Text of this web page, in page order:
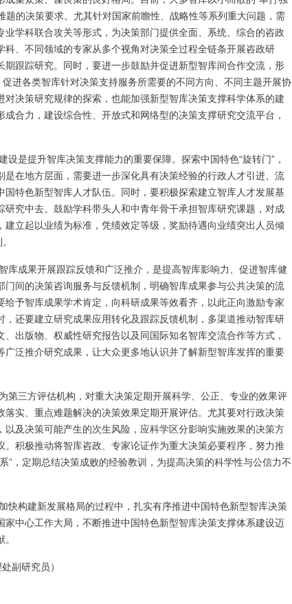
题的决策要求。尤其针对国家前瞻性、战略性等系列重大问题，需
学科联合攻关等形式，为决策部门提供全面、系统、综合的咨政
、不同领域的专家从多个视角对决策全过程全链条开展咨政研
跟踪研究。同时，要进一步鼓励并促进新型智库间合作交流，形
进各类智库针对决策支持服务所需要的不同方向、不同主题开展协
决策研究规律的探索，也能加强新型智库决策支撑科学体系的建
合力，建设综合性、开放式和网络型的决策支撑研究交流平台，
设是提升智库决策支撑能力的重要保障。探索中国特色“旋转门”，
在地方层面，需要进一步深化具有决策经验的行政人才引进、流
特色新型智库人才队伍。同时，要积极探索建立智库人才发展基
究中去。鼓励学科带头人和中青年骨干承担智库研究课题，对成
立起以业绩为标准，凭绩效定等级，奖励待遇向业绩突出人员倾
库成果开展跟踪反馈和广泛推介，是提高智库影响力、促进智库健
间的决策咨询服务与反馈机制，明确智库成果参与公共决策的流
予智库成果学术肯定，向科研成果等效看齐，以此正向激励专家
还要建立研究成果应用转化及跟踪反馈机制，多渠道推动智库研
出版物、权威性研究报告以及同国际知名智库交流合作等方式，
泛推介研究成果，让大众更多地认识并了解新型智库发挥的重要
第三方评估机构，对重大决策定期开展科学、公正、专业的效果评
实、重点难题解决的决策效果定期开展评估。尤其要对行政决策
及决策可能产生的次生风险，应科学区分影响实施效果的决策方
积极推动将智库咨政、专家论证作为重大决策必要程序，努力推
，定期总结决策成败的经验教训，为提高决策的科学性与公信力不
快构建新发展格局的过程中，扎实有序推进中国特色新型智库决策
中心工作大局，不断推进中国特色新型智库决策支撑体系建设迈
副研究员）